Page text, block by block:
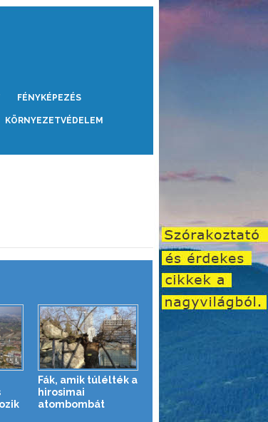
FÉNYKÉPEZÉS
KÖRNYEZETVÉDELEM
Fák, amik túlélték a
hirosimai
atombombát